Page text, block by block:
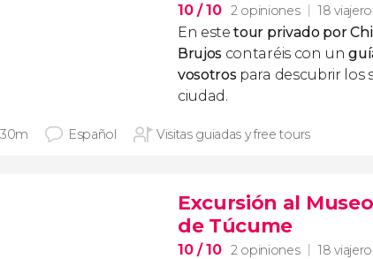
10/ 10 2 opiniones 18
En estetour privado por
Brujos contaréis con un
vosotrospara descubrir los
ciudad.
Español Visitas guiadas y free tours
Excursión al
de Túcume
10/ 10 2 opiniones 18